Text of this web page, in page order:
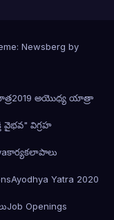
Newsberg by
2019 అయొధ్య యాత్రా
వైభవ" విగ్రహ
కార్యకలాపాలు
Ayodhya Yatra 2020
Job Openings